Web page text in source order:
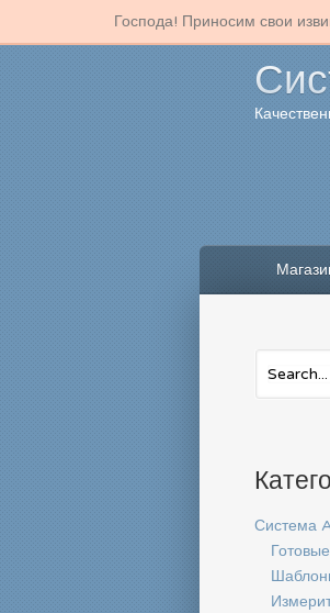
Система
Господа! Приносим свои